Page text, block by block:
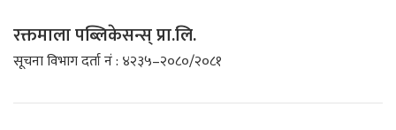
रक्तमाला पब्लिकेसन्स् प्रा.लि.
सूचना विभाग दर्ता नं : ४२३५–२०८०/२०८१